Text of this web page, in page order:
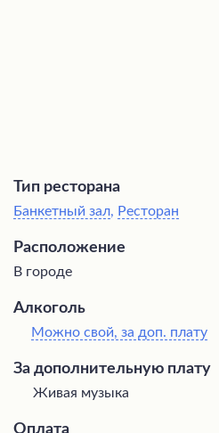
Тип ресторана
Банкетный зал, Ресторан
Расположение
В городе
Алкоголь
Можно свой, за доп. плату
За дополнительную плату
Живая музыка
Оплата